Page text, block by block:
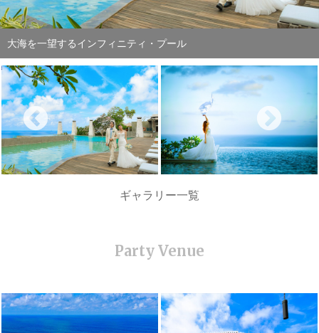
空と海を水平線まで望むインフィニティプール
ギャラリー一覧